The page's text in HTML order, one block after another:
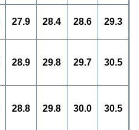
27.9 28.4 28.6 29.3
28.9 29.8 29.7 30.5
28.8 29.8 30.0 30.5